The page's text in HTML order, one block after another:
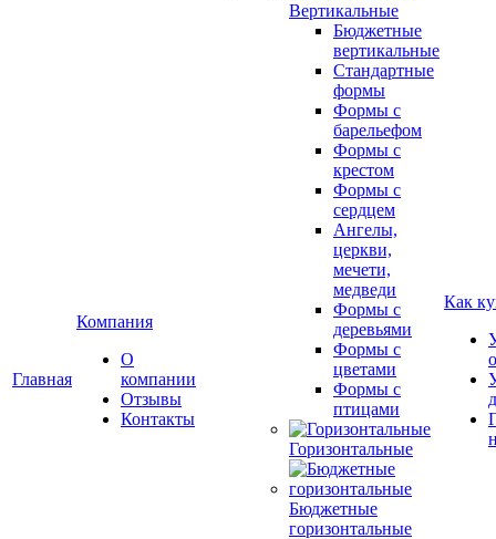
Главная
Компания
О
компании
Отзывы
Контакты
Вертикальные
Бюджетные
вертикальные
Стандартные
формы
Формы с
барельефом
Формы с
крестом
Формы с
сердцем
Ангелы,
церкви,
мечети,
медведи
Формы с
деревьями
Формы с
цветами
Формы с
птицами
Горизонтальные
Бюджетные
горизонтальные
Как